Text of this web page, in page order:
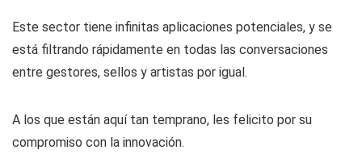
Este sector tiene infinitas aplicaciones potenciales, y se
está filtrando rápidamente en todas las conversaciones
entre gestores, sellos y artistas por igual.
A los que están aquí tan temprano, les felicito por su
compromiso con la innovación.